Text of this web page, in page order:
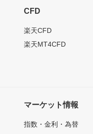
CFD
楽天CFD
楽天MT4CFD
マーケット情報
指数・金利・為替